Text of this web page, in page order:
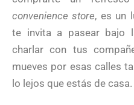
convenience store, es un
te invita a pasear bajo
charlar con tus
mueves por esas calles
lo lejos que estás de casa.